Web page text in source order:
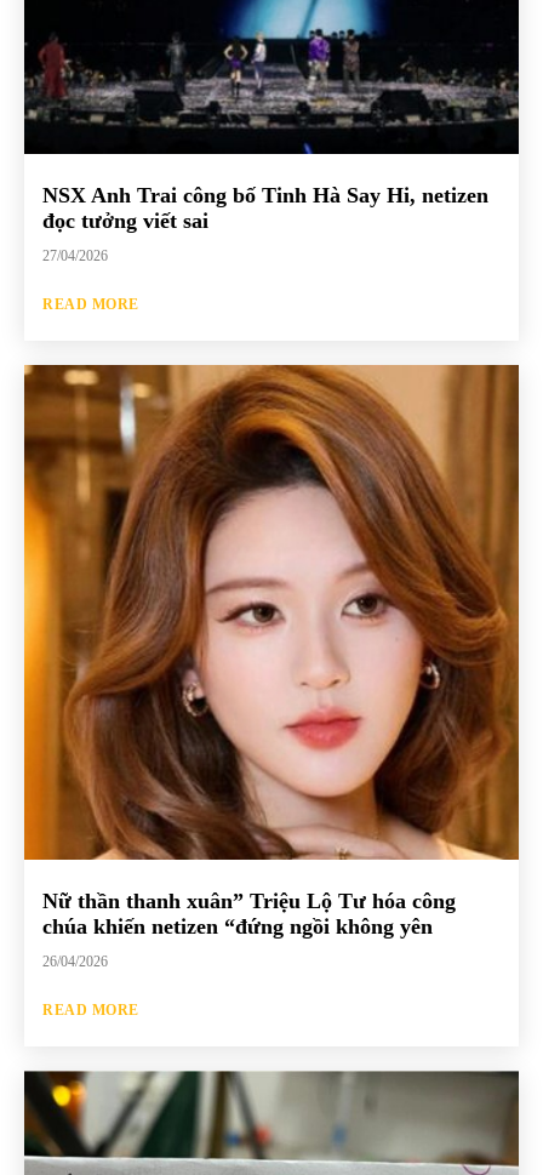
NSX Anh Trai công bố Tinh Hà Say Hi, netizen
đọc tưởng viết sai
27/04/2026
READ MORE
Nữ thần thanh xuân” Triệu Lộ Tư hóa công
chúa khiến netizen “đứng ngồi không yên
26/04/2026
READ MORE